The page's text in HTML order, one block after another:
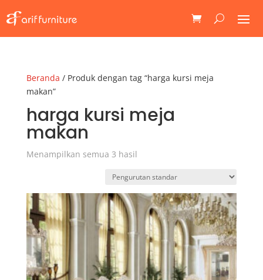
Beranda / Produk dengan tag “harga kursi meja
makan”
harga kursi meja
makan
Menampilkan semua 3 hasil